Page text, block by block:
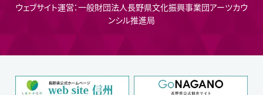
ウェブサイト運営：一般財団法人長野県文化振興事業団アーツカウ
ンシル推進局